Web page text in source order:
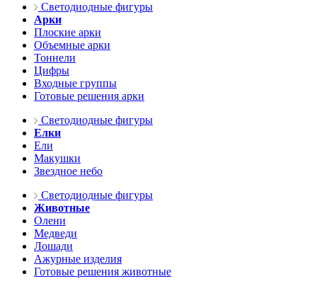
Светодиодные фигуры
Арки
Плоские арки
Объемные арки
Тоннели
Цифры
Входные группы
Готовые решения арки
Светодиодные фигуры
Елки
Ели
Макушки
Звездное небо
Светодиодные фигуры
Животные
Олени
Медведи
Лошади
Ажурные изделия
Готовые решения животные